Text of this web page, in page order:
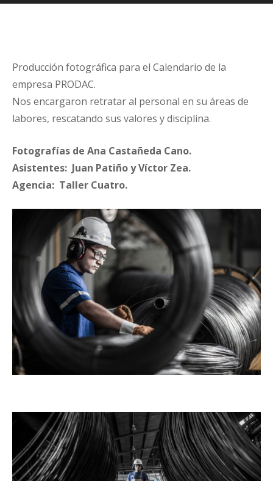
Producción fotográfica para el Calendario de la
empresa PRODAC.
Nos encargaron retratar al personal en su áreas de
labores, rescatando sus valores y disciplina.
Fotografías de Ana Castañeda Cano.
Asistentes: Juan Patiño y Víctor Zea.
Agencia: Taller Cuatro.